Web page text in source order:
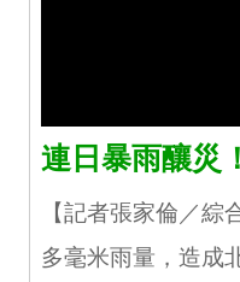
連日暴雨釀災
【記者張家倫／
多毫米雨量，造成